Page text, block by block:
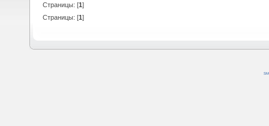
Страницы: [1]
Страницы: [1]